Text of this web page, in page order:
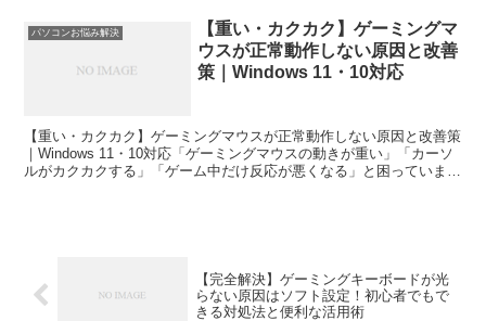
パソコンお悩み解決
【重い・カクカク】ゲーミングマ
ウスが正常動作しない原因と改善
策｜Windows 11・10対応
【重い・カクカク】ゲーミングマウスが正常動作しない原因と改善策
｜Windows 11・10対応「ゲーミングマウスの動きが重い」「カーソ
ルがカクカクする」「ゲーム中だけ反応が悪くなる」と困っていませ
【完全解決】ゲーミングキーボードが光
らない原因はソフト設定！初心者でもで
きる対処法と便利な活用術